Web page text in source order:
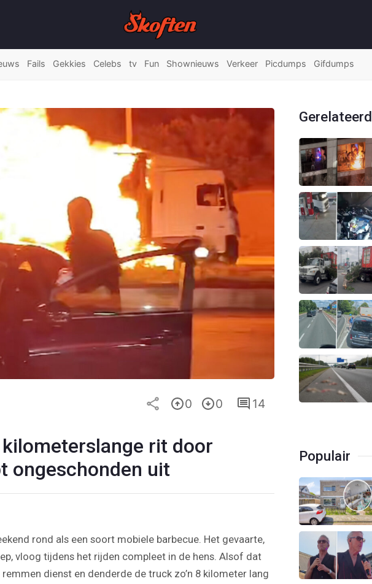
Fails Gekkies Celebs tv Fun Shownieuws Verkeer Picdumps Gifdumps
0 0 14
rit door
ongeschonden uit
rond als een soort mobiele barbecue. Het gevaarte,
vloog tijdens het rijden compleet in de hens. Alsof dat
dienst en denderde de truck zo’n 8 kilometer lang
Gerelateerd
Populair